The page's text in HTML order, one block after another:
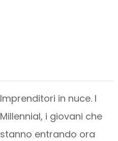
Imprenditori in nuce. I
Millennial, i giovani che
stanno entrando ora